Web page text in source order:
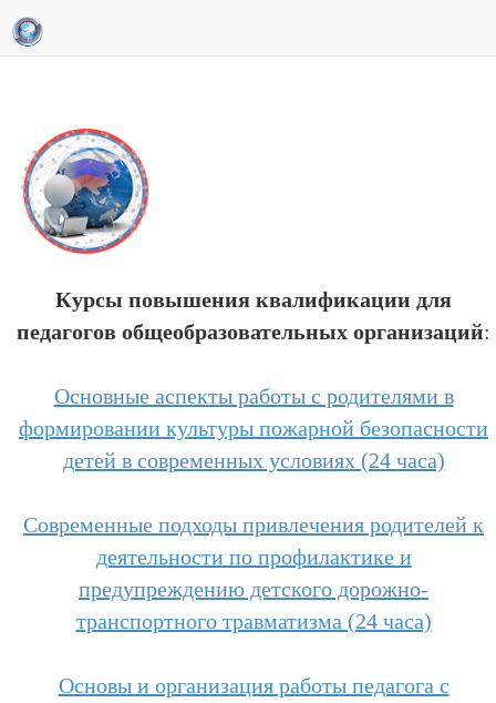
Курсы повышения квалификации для
педагогов общеобразовательных организаций:
Основные аспекты работы с родителями в
формировании культуры пожарной безопасности
детей в современных условиях (24 часа)
Современные подходы привлечения родителей к
деятельности по профилактике и
предупреждению детского дорожно-
транспортного травматизма (24 часа)
Основы и организация работы педагога с